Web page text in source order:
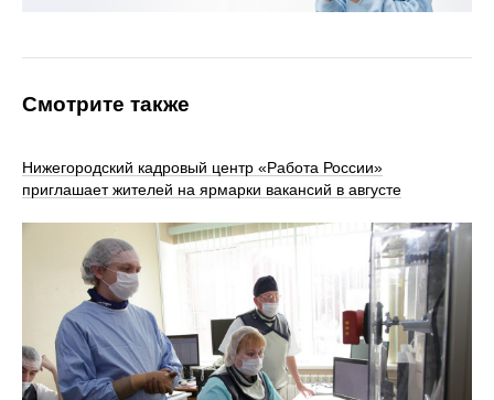
Смотрите также
Нижегородский кадровый центр «Работа России»
приглашает жителей на ярмарки вакансий в августе